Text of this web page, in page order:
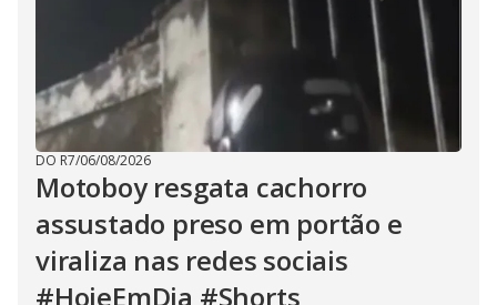
DO R7/06/08/2026
Motoboy resgata cachorro
assustado preso em portão e
viraliza nas redes sociais
#HojeEmDia #Shorts